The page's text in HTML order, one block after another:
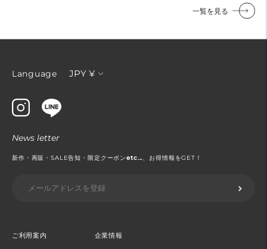
一覧を見る
Language
通
JPY ¥
ご利用案内 企業情報
News letter
新作・再販・SALE告知・限定クーポンetc... 、お得情報をGET！